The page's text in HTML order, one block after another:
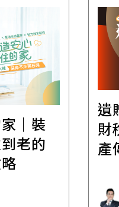
｜裝
老的
遺
財
產